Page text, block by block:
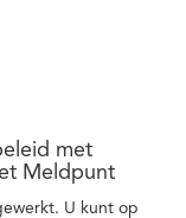
met
Meldpunt
U kunt op